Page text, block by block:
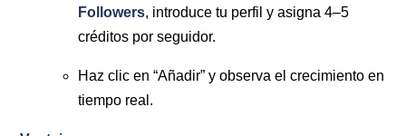
Followers, introduce tu perfil y asigna 4–5
créditos por seguidor.
Haz clic en “Añadir” y observa el crecimiento en
tiempo real.